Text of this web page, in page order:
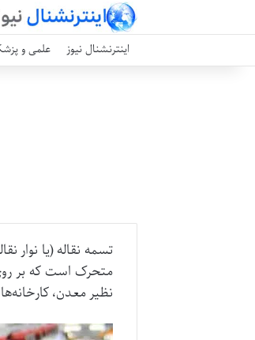
اینترنشنال نیوز علمی و
تسمه نقاله (یا
متحرک است که بر
نظیر معدن،